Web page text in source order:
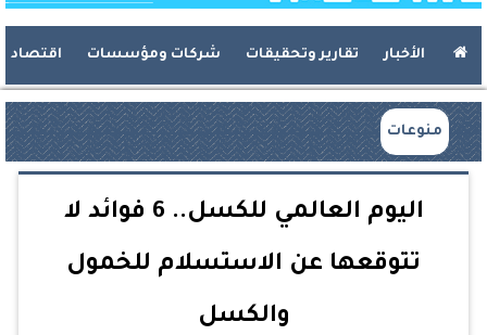
الأخبار تقارير وتحقيقات شركات ومؤسسات اقتصاد
منوعات
اليوم العالمي للكسل.. 6 فوائد لا
تتوقعها عن الاستسلام للخمول
والكسل